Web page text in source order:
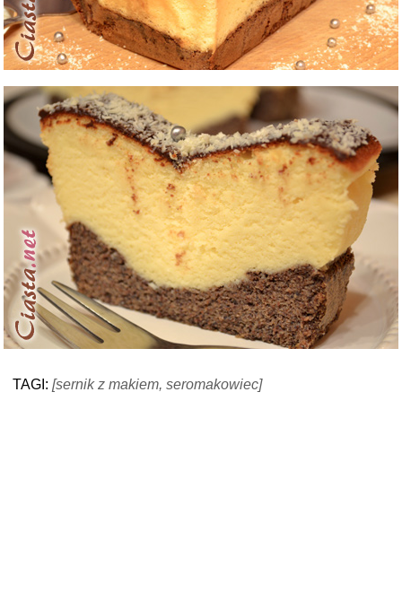
TAGI: [sernik z makiem, seromakowiec]